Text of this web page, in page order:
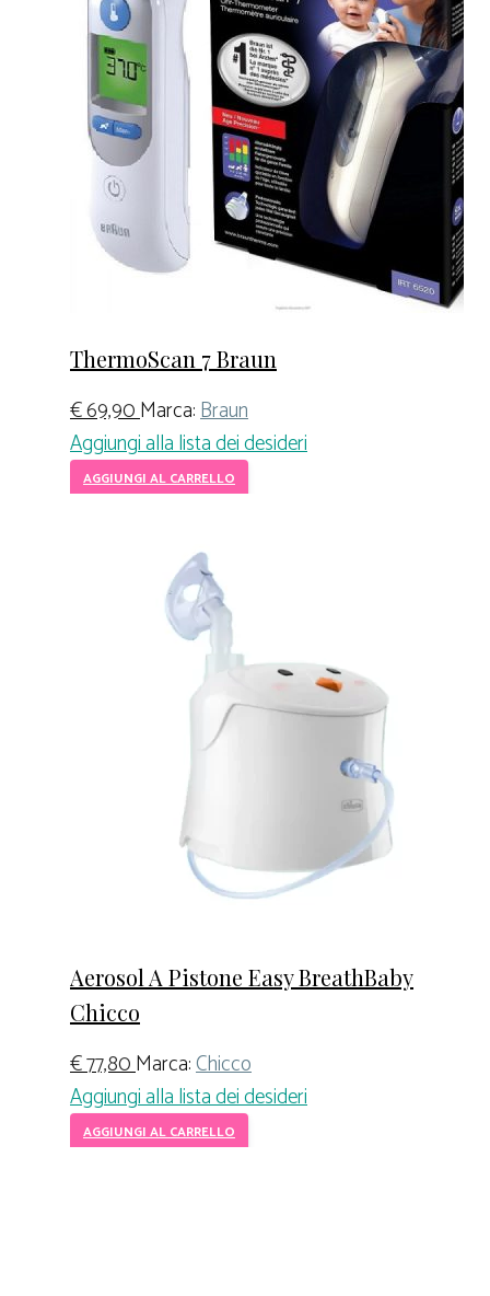
ThermoScan 7 Braun
€69,90Marca:Braun
Aggiungi alla lista dei desideri
AGGIUNGI AL CARRELLO
Aerosol A Pistone Easy BreathBaby
Chicco
€77,80Marca:Chicco
Aggiungi alla lista dei desideri
AGGIUNGI AL CARRELLO